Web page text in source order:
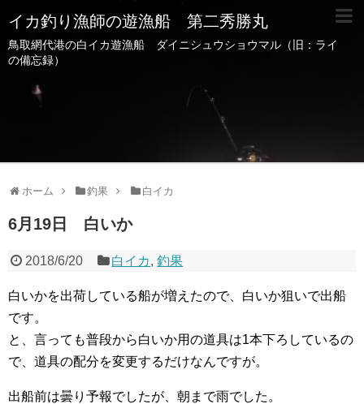
イカ釣り漁師の遊漁船 第二秀勝丸
鳥取網代港の白イカ遊漁船 ダイニシュウショウマル（旧：ライ
の備忘録）
ホーム 釣果 白イカ
6月19日 白いか
2018/6/20 白イカ,釣果
白いかを出荷している船が増えたので、白いか狙いで出船
です。
と、言っても普段から白いか用の道具は1本下ろしているの
で、道具の配分を変更するだけなんですが。
出船前は曇り予報でしたが、朝まで雨でした。